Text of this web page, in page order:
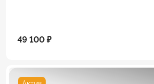
49 100 ₽